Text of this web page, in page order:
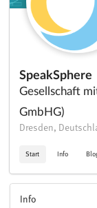
SpeakSphere
Gesellschaft
GmbHG)
Dresden,
Start Info
Info